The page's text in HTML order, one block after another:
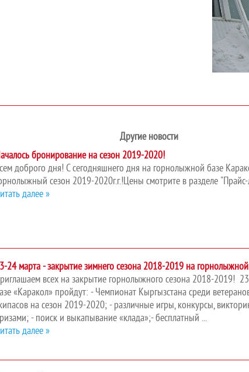
Другие новости
бронирование на сезон 2019-2020!
доброго дня! С сегодняшнего дня на горнолыжной базе
сезон 2019-2020г.г.!Цены смотрите в разделе
далее »
24 марта - закрытие зимнего сезона 2018-2019 на
Приглашаем всех на закрытие горнолыжного сезона 2018-2019!
«Каракол» пройдут: - Чемпионат Кыргызстана среди
на сезон 2019-2020; - различные игры, конкурсы,
- поиск и выкапывание «клада»;- бесплатный ...
далее »